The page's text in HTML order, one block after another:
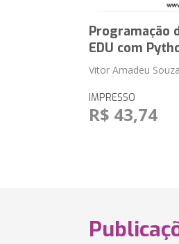
Programação
EDU com
Vitor Amadeu Souza
IMPRESSO
R$ 43,74